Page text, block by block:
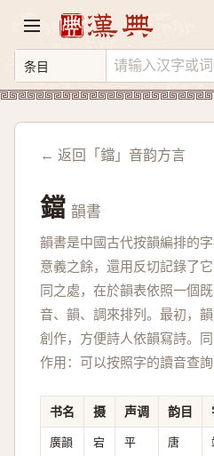
← 返回「鐺」音韵方言
鐺 韻書
韻書是中國古代按韻編排的
意義之餘，還用反切記錄了
同之處，在於韻表依照一個
音、韻、調來排列。最初，
創作，方便詩人依韻寫詩。
作用：可以按照字的讀音查詢
书名 摄 声调 韵目
廣韻 宕 平 唐